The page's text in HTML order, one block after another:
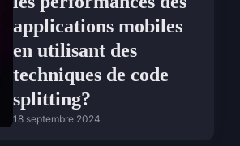
applications mobiles
en utilisant des
techniques de code
splitting?
18 septembre 2024